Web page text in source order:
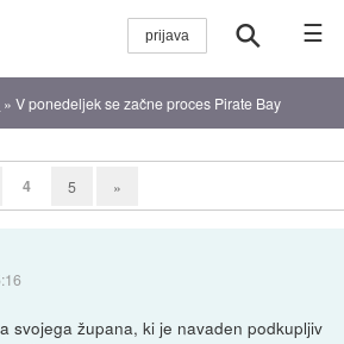
☰
»V ponedeljek se začne proces Pirate Bay
4 5 »
svojega župana, ki je navaden podkupljiv